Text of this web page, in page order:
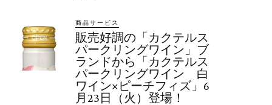
商品サービス
販売好調の「カクテルス
パークリングワイン」ブ
ランドから「カクテルス
パークリングワイン 白
ワイン×ピーチフィズ」6
月23日（火）登場！